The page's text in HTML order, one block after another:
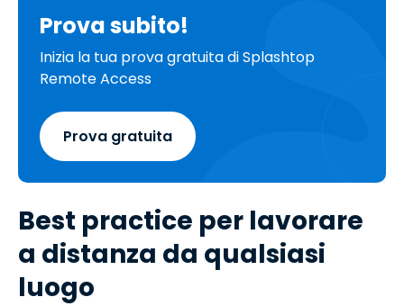
Prova subito!
Inizia la tua prova gratuita di Splashtop
Remote Access
Prova gratuita
Best practice per lavorare
a distanza da qualsiasi
luogo